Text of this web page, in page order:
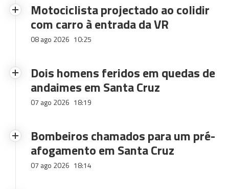
Motociclista projectado ao colidir
com carro à entrada da VR
08 ago 2026 10:25
Dois homens feridos em quedas de
andaimes em Santa Cruz
07 ago 2026 18:19
Bombeiros chamados para um pré-
afogamento em Santa Cruz
07 ago 2026 18:14